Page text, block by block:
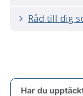
Råd till dig
Har du